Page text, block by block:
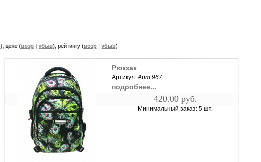
), цене (возр| убыв), рейтингу (возр| убыв)
Рюкзак
Артикул:Арт.967
подробнее...
420.00 руб.
Минимальный заказ: 5 шт.